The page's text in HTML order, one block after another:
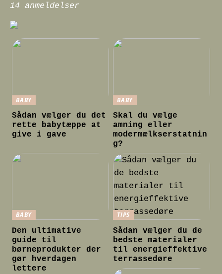
14 anmeldelser
BABY
Sådan vælger du det
rette babytæppe at
give i gave
BABY
Skal du vælge
amning eller
modermælkserstatnin
g?
BABY
Den ultimative
guide til
børneprodukter der
gør hverdagen
lettere
TIPS
Sådan vælger du de
bedste materialer
til energieffektive
terrassedøre